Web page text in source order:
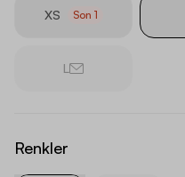
XS Son 1
L
Renkler